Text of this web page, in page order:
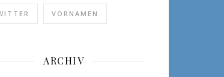
VORNAMEN
ARCHIV